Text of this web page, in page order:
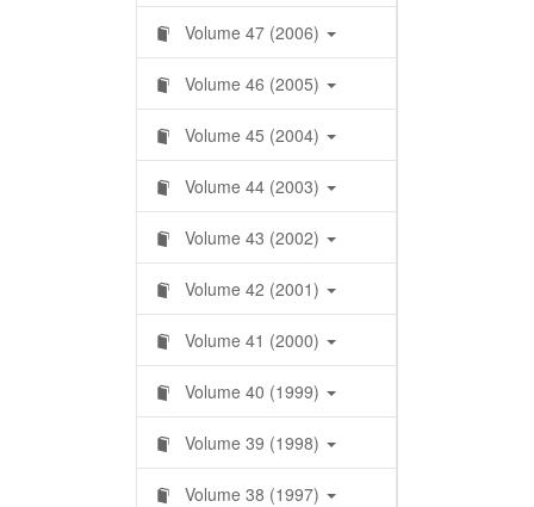
Volume 47 (2006)
Volume 46 (2005)
Volume 45 (2004)
Volume 44 (2003)
Volume 43 (2002)
Volume 42 (2001)
Volume 41 (2000)
Volume 40 (1999)
Volume 39 (1998)
Volume 38 (1997)